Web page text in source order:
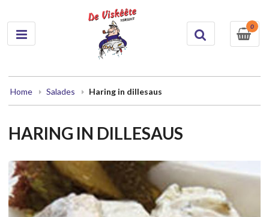
0
Home Salades Haring in dillesaus
HARING IN DILLESAUS